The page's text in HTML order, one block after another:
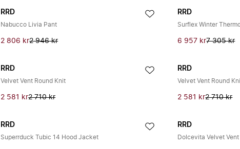
RRD
Nabucco Livia Pant
2 806 kr2 946 kr
RRD
Surflex Winter
6 957 kr7 305 kr
RRD
Velvet Vent Round Knit
2 581 kr2 710 kr
RRD
Velvet Vent Round
2 581 kr2 710 kr
RRD
Superrduck Tubic 14 Hood Jacket
RRD
Dolcevita Velvet Vent